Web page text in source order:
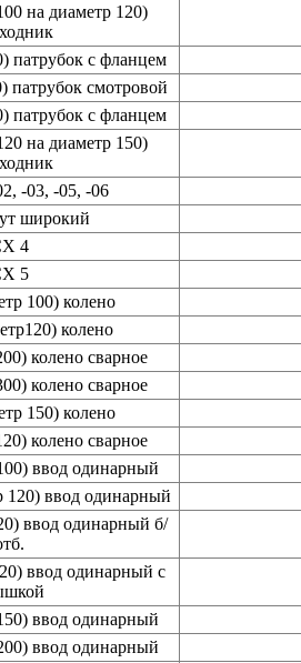
на диаметр 120)
патрубок с фланцем
патрубок смотровой
патрубок с фланцем
на диаметр 150)
-03, -05, -06
широкий
4
5
100) колено
колено
колено сварное
колено сварное
150) колено
колено сварное
ввод одинарный
ввод одинарный
ввод одинарный б/
ввод одинарный с
ввод одинарный
ввод одинарный